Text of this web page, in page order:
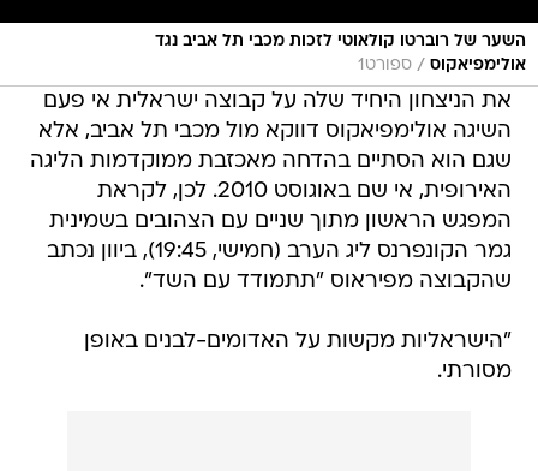
השער של רוברטו קולאוטי לזכות מכבי תל אביב נגד
אולימפיאקוס / ספורט1
את הניצחון היחיד שלה על קבוצה ישראלית אי פעם
השיגה אולימפיאקוס דווקא מול מכבי תל אביב, אלא
שגם הוא הסתיים בהדחה מאכזבת ממוקדמות הליגה
האירופית, אי שם באוגוסט 2010. לכן, לקראת
המפגש הראשון מתוך שניים עם הצהובים בשמינית
גמר הקונפרנס ליג הערב (חמישי, 19:45), ביוון נכתב
שהקבוצה מפיראוס "תתמודד עם השד".
"הישראליות מקשות על האדומים-לבנים באופן
מסורתי.